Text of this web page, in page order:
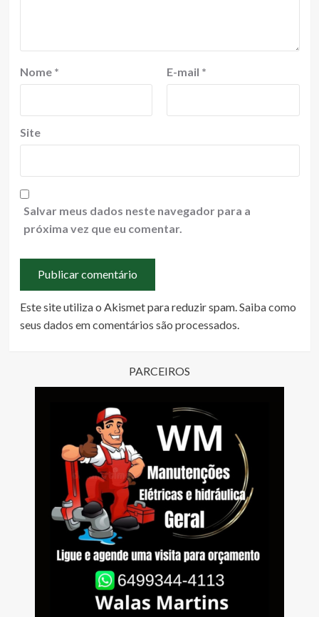
Nome * E-mail *
Site
Salvar meus dados neste navegador para a
próxima vez que eu comentar.
Este site utiliza o Akismet para reduzir spam. Saiba como
seus dados em comentários são processados
PARCEIROS